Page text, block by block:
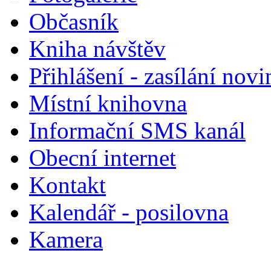
Občasník
Kniha návštěv
Přihlášení - zasílání
Místní knihovna
Informační SMS kanál
Obecní internet
Kontakt
Kalendář - posilovna
Kamera